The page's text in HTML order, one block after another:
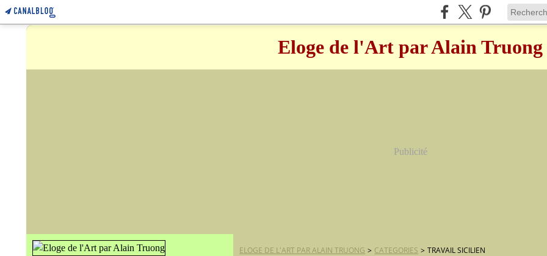
Eloge de l'Art par Alain Truong
Publicité
ELOGE DE L'ART PAR ALAIN TRUONG > CATEGORIES > TRAVAIL SICILIEN